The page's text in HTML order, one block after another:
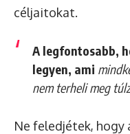
céljaitokat.
A legfontosabb,
legyen, ami
nem terheli meg
Ne feledjétek, hogy